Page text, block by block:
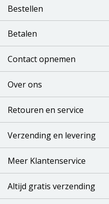
Bestellen
Betalen
Contact opnemen
Over ons
Retouren en service
Verzending en levering
Meer Klantenservice
Altijd gratis verzending